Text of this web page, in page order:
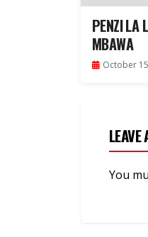
PENZI LA
MBAWA
October
You